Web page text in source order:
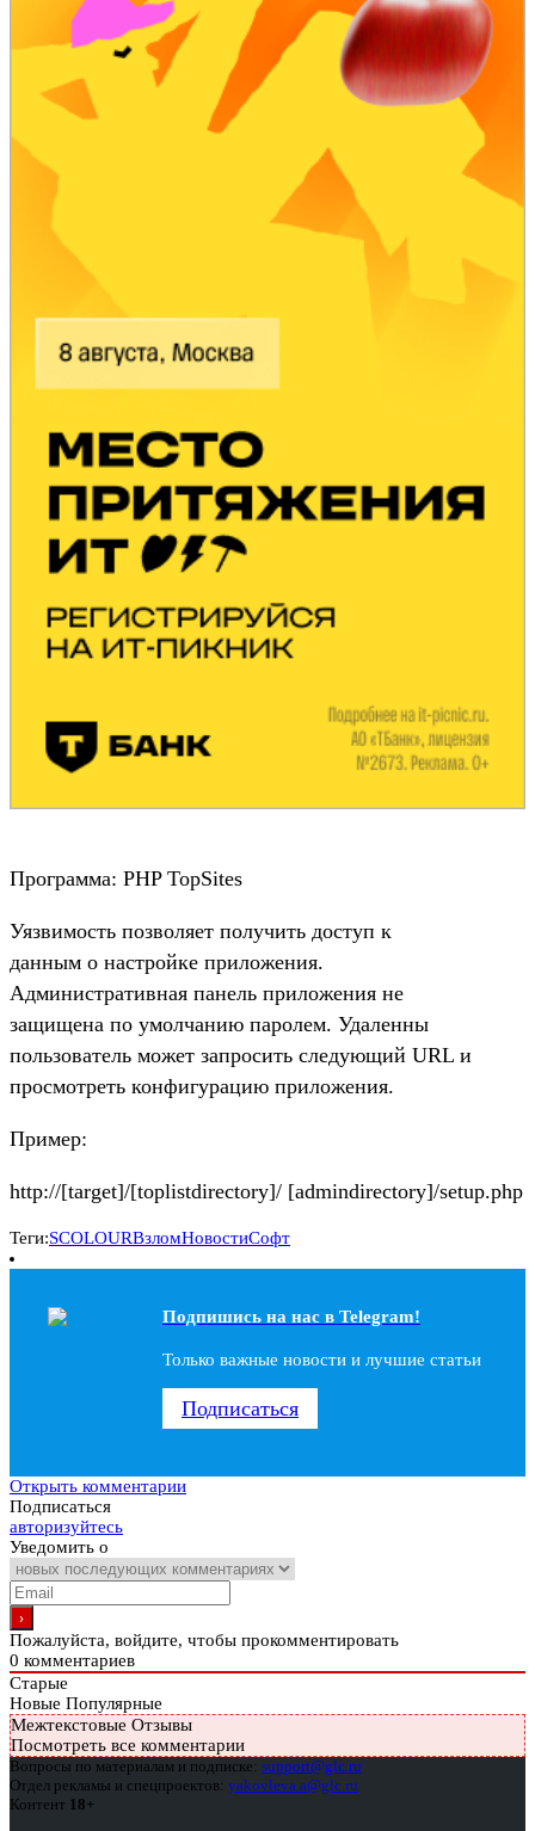
Программа: PHP TopSites
Уязвимость позволяет получить доступ к
данным о настройке приложения.
Административная панель приложения не
защищена по умолчанию паролем. Удаленны
пользователь может запросить следующий URL и
просмотреть конфигурацию приложения.
Пример:
http://[target]/[toplistdirectory]/ [admindirectory]/setup.php
Теги:SCOLOURВзломНовостиСофт
Подпишись на наc в Telegram!
Только важные новости и лучшие статьи
Подписаться
Открыть комментарии
Подписаться
авторизуйтесь
Уведомить о
Пожалуйста, войдите, чтобы прокомментировать
0 комментариев
Старые
Новые Популярные
Межтекстовые Отзывы
Посмотреть все комментарии
Вопросы по материалам и подписке: support@glc.ru
Отдел рекламы и спецпроектов: yakovleva.a@glc.ru
Контент 18+